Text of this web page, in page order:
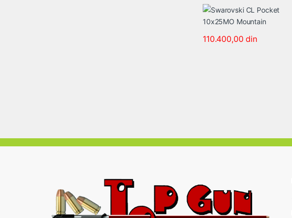
110.400,00din